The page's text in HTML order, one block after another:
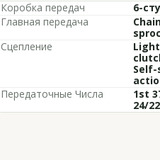
Коробка передач
6-
Главная передача
Сцепление
Передаточные Числа
1st
24/